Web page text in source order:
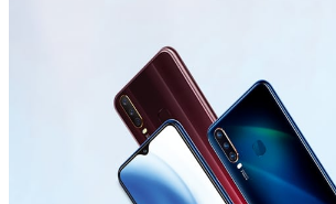
ປະເທດລາວ | ເລືອກປະເທດ/ພ